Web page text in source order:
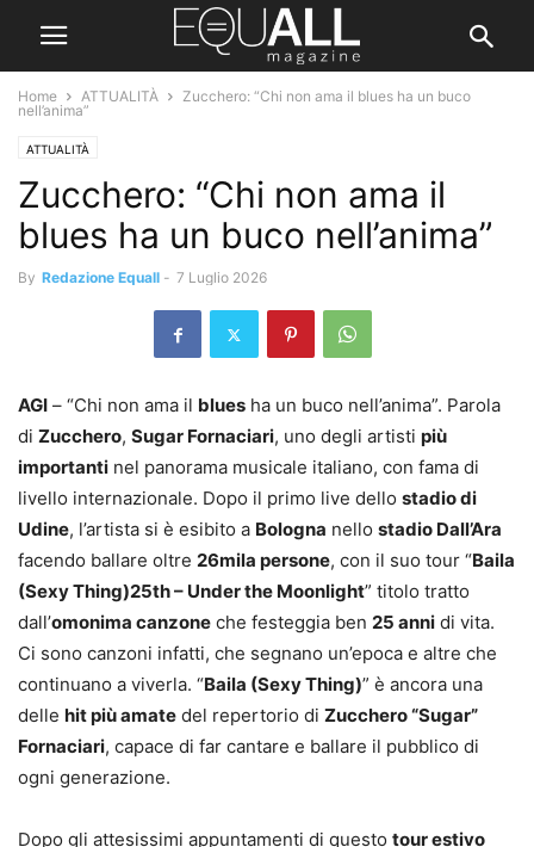
Home ATTUALITÀ
Zucchero: “Chi non ama il blues ha un buco
nell’anima”
ATTUALITÀ
Zucchero: “Chi non ama il
blues ha un buco nell’anima”
By Redazione Equall - 7 Luglio 2026
AGI – “Chi non ama il blues ha un buco nell’anima”. Parola
di Zucchero, Sugar Fornaciari, uno degli artisti più
importanti nel panorama musicale italiano, con fama di
livello internazionale. Dopo il primo live dello stadio di
Udine, l’artista si è esibito a Bologna nello stadio Dall’Ara
facendo ballare oltre 26mila persone, con il suo tour “Baila
(Sexy Thing)25th – Under the Moonlight” titolo tratto
dall’omonima canzone che festeggia ben 25 anni di vita.
Ci sono canzoni infatti, che segnano un’epoca e altre che
continuano a viverla. “Baila (Sexy Thing)” è ancora una
delle hit più amate del repertorio di Zucchero “Sugar”
Fornaciari, capace di far cantare e ballare il pubblico di
ogni generazione.
Dopo gli attesissimi appuntamenti di questo tour estivo